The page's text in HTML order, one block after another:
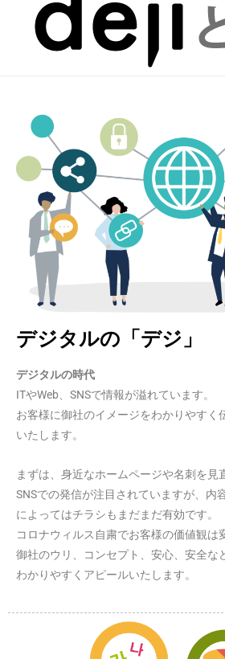
デジタルの「デジ」
デジタルの時代
ITやWeb、SNSで情報が溢れています。
お客様に御社のイメージをわかりやすく
いたします。
まずは、身近なホームページや名刺を見
SNSでの発信が注目されていますが、内
によってはチラシもまだまだ有効です。
コロナウィルス自粛でお客様の価値観は
御社のウリ、コンセプト、安心、安全な
わかりやすくアピールいたします。